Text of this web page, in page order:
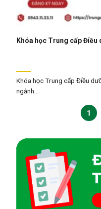
Khóa học Trung cấp Điều
Khóa học Trung cấp Điều
ngành...
1